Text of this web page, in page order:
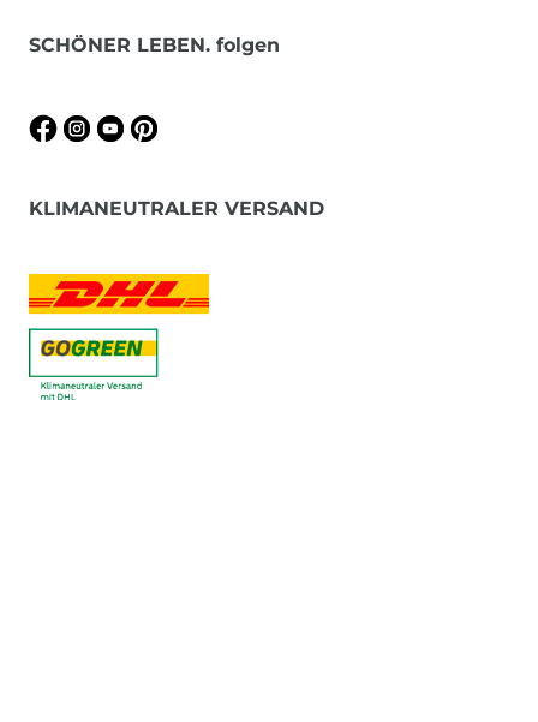
SCHÖNER LEBEN. folgen
KLIMANEUTRALER VERSAND